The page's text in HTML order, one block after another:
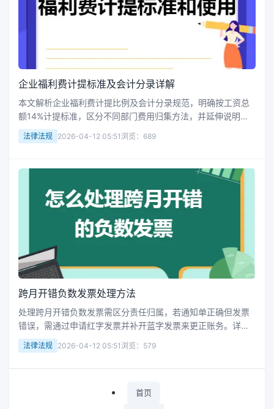
企业福利费计提标准及会计分录详解
本文解析企业福利费计提比例及会计分录规范，明确按工资总
额14%计提标准，区分不同部门费用归集方法，并延伸说明工
会经费、教育经费等关联项目处理流程，助力企业财务合规管
理。
法律法规 2026-04-12 05:51 浏览：689
跨月开错负数发票处理方法
处理跨月开错负数发票需区分责任归属，若通知单正确但发票
错误，需通过申请红字发票并补开蓝字发票来更正账务。详细
步骤包括收回原发票、开具红字发票及调整账目。
法律法规 2026-04-12 05:51 浏览：579
首页